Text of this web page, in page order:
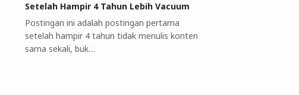
Setelah Hampir 4 Tahun Lebih Vacuum
Postingan ini adalah postingan pertama
setelah hampir 4 tahun tidak menulis konten
sama sekali, buk…